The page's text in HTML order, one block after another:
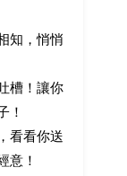
知，悄悄
槽！讓你
！
看看你送
意！